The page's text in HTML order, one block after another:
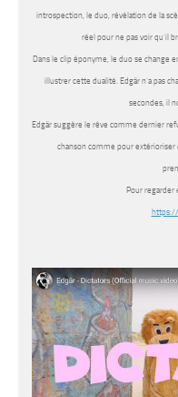
introspection, le duo, révélation de la
réel pour ne pas voir qu’il
Dans le clip éponyme, le duo se change
illustrer cette dualité. Edgär n’a pas
secondes, il
Edgär suggère le rêve comme dernier
chanson comme pour
Pour regarder